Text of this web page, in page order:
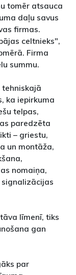
tomēr atsauca
daļu savus
firmas.
celtnieks",
Firma
summu.
tehniskajā
ka iepirkuma
telpas,
paredzēta
– griestu,
un montāža,
nomaiņa,
līmenī, tiks
gan
par